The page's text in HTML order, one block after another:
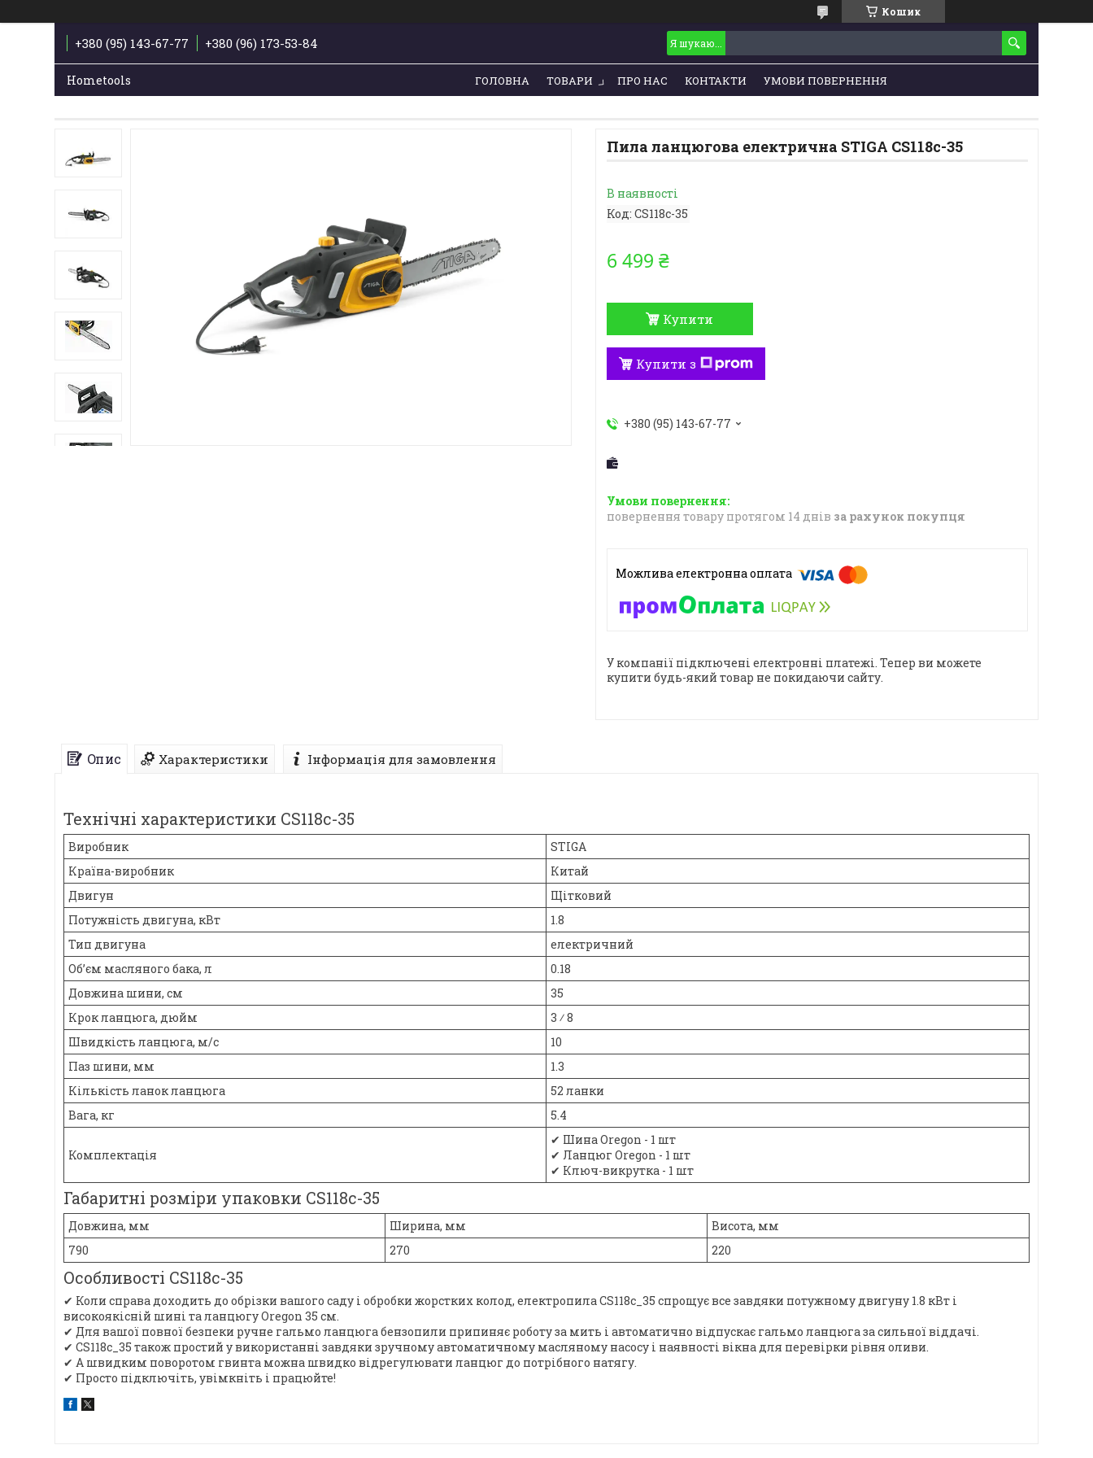
Кошик
+380 (95) 143-67-77 +380 (96) 173-53-84
Hometools ГОЛОВНА ТОВАРИ ПРО НАС КОНТАКТИ УМОВИ ПОВЕРНЕННЯ
Пила ланцюгова електрична STIGA CS118c-35
В наявності
Код: CS118c-35
6 499 ₴
Купити
Купити з
+380 (95) 143-67-77
повернення товару протягом 14 днів за рахунок покупця
У компанії підключені електронні платежі. Тепер ви можете
купити будь-який товар не покидаючи сайту.
Опис Характеристики Інформація для замовлення
Технічні характеристики CS118c-35
Виробник
STIGA
Країна-виробник
Китай
Двигун
Щітковий
Потужність двигуна, кВт
1.8
Тип двигуна
електричний
Об’єм масляного бака, л
0.18
Довжина шини, см
35
Крок ланцюга, дюйм
3 ⁄ 8
Швидкість ланцюга, м/с
10
Паз шини, мм
1.3
Кількість ланок ланцюга
52 ланки
Вага, кг
5.4
Комплектація
✔ Шина Oregon - 1 шт
✔ Ланцюг Oregon - 1 шт
✔ Ключ-викрутка - 1 шт
Габаритні розміри упаковки CS118c-35
Довжина, мм Ширина, мм
Висота, мм
790
270 220
Особливості CS118c-35
✔ Коли справа доходить до обрізки вашого саду і обробки жорстких колод, електропила CS118c_35 спрощує все завдяки потужному двигуну 1.8 кВт і
високоякісній шині та ланцюгу Oregon 35 см.
✔ Для вашої повної безпеки ручне гальмо ланцюга бензопили припиняє роботу за мить і автоматично відпускає гальмо ланцюга за сильної віддачі.
✔ CS118c_35 також простий у використанні завдяки зручному автоматичному масляному насосу і наявності вікна для перевірки рівня оливи.
✔ А швидким поворотом гвинта можна швидко відрегулювати ланцюг до потрібного натягу.
✔ Просто підключіть, увімкніть і працюйте!